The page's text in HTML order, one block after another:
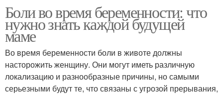
Боли во время беременности: что
нужно знать каждой будущей
маме
Во время беременности боли в животе должны
насторожить женщину. Они могут иметь различную
локализацию и разнообразные причины, но самыми
серьезными будут те, что связаны с угрозой прерывания,